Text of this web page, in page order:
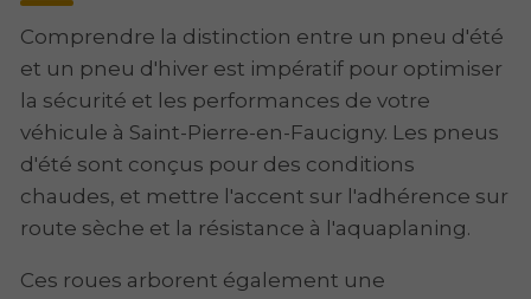
Comprendre la distinction entre un pneu d'été
et un pneu d'hiver est impératif pour optimiser
la sécurité et les performances de votre
véhicule à Saint-Pierre-en-Faucigny. Les pneus
d'été sont conçus pour des conditions
chaudes, et mettre l'accent sur l'adhérence sur
route sèche et la résistance à l'aquaplaning.
Ces roues arborent également une